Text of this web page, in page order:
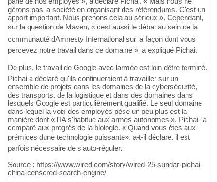
gérons pas la société en organisant des référendums. C'est un
apport important. Nous prenons cela au sérieux ». Cependant,
sur la question de Maven, « cest aussi le débat au sein de la
communauté dAmnesty International sur la façon dont vous
percevez notre travail dans ce domaine », a expliqué Pichai.
De plus, le travail de Google avec larmée est loin dêtre terminé.
Pichai a déclaré qu'ils continueraient à travailler sur un
ensemble de projets dans les domaines de la cybersécurité,
des transports, de la logistique et dans des domaines dans
lesquels Google est particulièrement qualifié. Le seul domaine
dans lequel la voix des employés pèse un peu plus est la
manière dont « l'IA s'habitue aux armes autonomes ». Pichai l'a
comparé aux progrès de la biologie. « Quand vous êtes aux
prémices dune technologie puissante», a-t-il déclaré, il est
parfois nécessaire de s'auto-réguler.
Source : https://www.wired.com/story/wired-25-sundar-pichai-
china-censored-search-engine/